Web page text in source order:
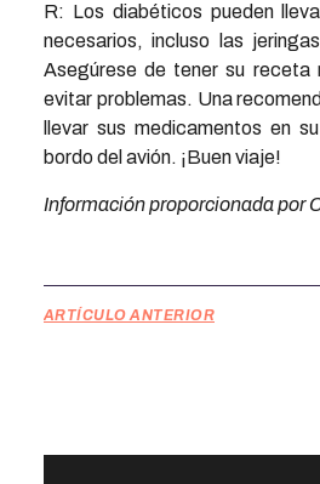
R: Los diabéticos pueden
necesarios, incluso las
Asegúrese de tener su receta
evitar problemas. Una
llevar sus medicamentos en
bordo del avión. ¡Buen viaje!
Información proporcionada por
ARTÍCULO ANTERIOR